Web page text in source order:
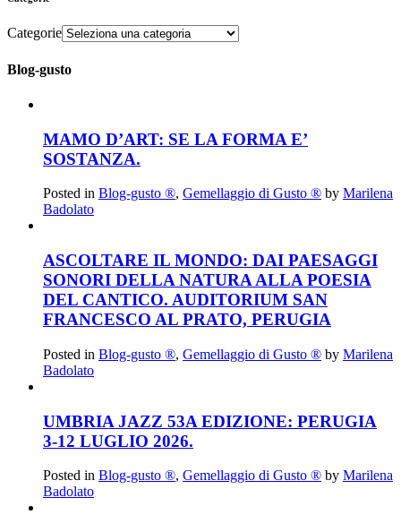
Categorie
Blog-gusto
MAMO D’ART: SE LA FORMA E’
SOSTANZA.
Posted in Blog-gusto ®, Gemellaggio di Gusto ® by Marilena
Badolato
ASCOLTARE IL MONDO: DAI PAESAGGI
SONORI DELLA NATURA ALLA POESIA
DEL CANTICO. AUDITORIUM SAN
FRANCESCO AL PRATO, PERUGIA
Posted in Blog-gusto ®, Gemellaggio di Gusto ® by Marilena
Badolato
UMBRIA JAZZ 53A EDIZIONE: PERUGIA
3-12 LUGLIO 2026.
Posted in Blog-gusto ®, Gemellaggio di Gusto ® by Marilena
Badolato